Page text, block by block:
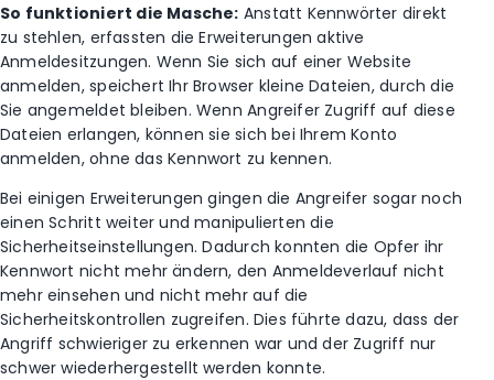
So funktioniert die Masche: Anstatt Kennwörter direkt
zu stehlen, erfassten die Erweiterungen aktive
Anmeldesitzungen. Wenn Sie sich auf einer Website
anmelden, speichert Ihr Browser kleine Dateien, durch die
Sie angemeldet bleiben. Wenn Angreifer Zugriff auf diese
Dateien erlangen, können sie sich bei Ihrem Konto
anmelden, ohne das Kennwort zu kennen.
Bei einigen Erweiterungen gingen die Angreifer sogar noch
einen Schritt weiter und manipulierten die
Sicherheitseinstellungen. Dadurch konnten die Opfer ihr
Kennwort nicht mehr ändern, den Anmeldeverlauf nicht
mehr einsehen und nicht mehr auf die
Sicherheitskontrollen zugreifen. Dies führte dazu, dass der
Angriff schwieriger zu erkennen war und der Zugriff nur
schwer wiederhergestellt werden konnte.